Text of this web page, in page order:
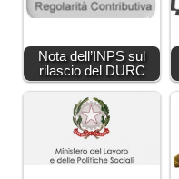
Nota dell’INPS sul
rilascio del DURC